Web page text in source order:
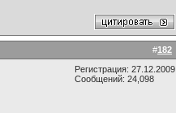
#182
Регистрация: 27.12.2009
Сообщений: 24,098